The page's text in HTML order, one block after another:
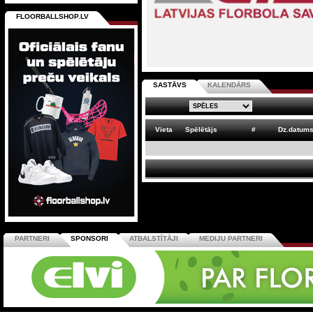
SASTĀVS KALENDĀRS
Vieta Spēlētājs # Dz.datums
FLOORBALLSHOP.LV
PARTNERI SPONSORI ATBALSTĪTĀJI MEDIJU PARTNERI